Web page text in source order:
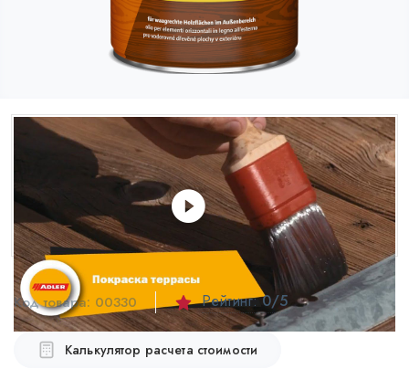
Код товара: 00330 Рейтинг:0/5
Калькулятор расчета стоимости